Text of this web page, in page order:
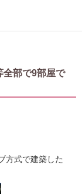
全部で9部屋で
方式で建築した